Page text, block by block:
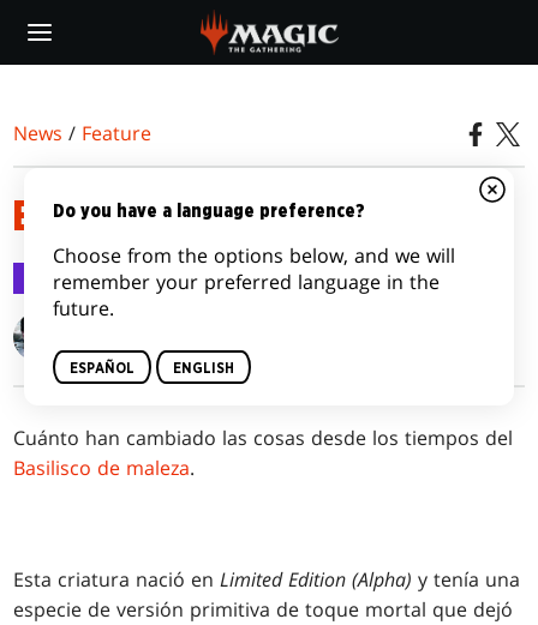
main
News / Feature
EL TOQUE DE LA MUERTE
Feature 20 jul 2017
Cuánto han cambiado las cosas desde los tiempos del
Basilisco de maleza.
Esta criatura nació enLimited Edition (Alpha) y tenía una
especie de versión primitiva de toque mortal que dejó
Do you have a language preference?
Choose from the options below, and we will
remember your preferred language in the
future.
ESPAÑOL ENGLISH